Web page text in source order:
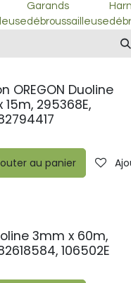
Garands
débroussailleuse
souhaits
OREGON Duoline
295368E,
au panier
3mm x 60m,
106502E